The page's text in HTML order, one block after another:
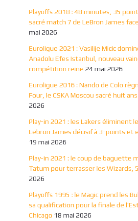
Playoffs 2018 : 48 minutes, 35
sacré match 7 de LeBron James
mai 2026
Euroligue 2021 : Vasilije Micic
Anadolu Efes Istanbul, nouveau
compétition reine 24 mai 2026
Euroligue 2016 : Nando de Colo
Four, le CSKA Moscou sacré huit
2026
Play-in 2021 : les Lakers éliminent
Lebron James décisif à 3-points et
19 mai 2026
Play-in 2021 : le coup de baguette
Tatum pour terrasser les Wizards,
2026
Playoffs 1995 : le Magic prend les
sa qualification pour la finale de
Chicago 18 mai 2026